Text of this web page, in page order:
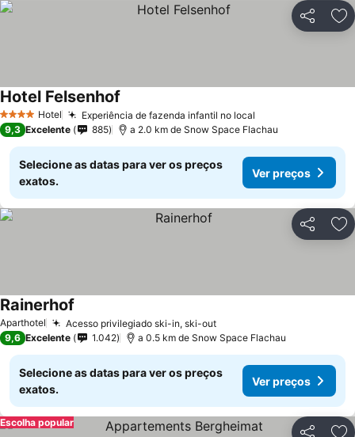
Partilhar
4 EstrelasHotel Experiência de fazenda infantil no local
Hotel Felsenhof
9,3 Excelente 885 a 2.0 km de Snow Space Flachau
Selecione as datas para ver os preços
exatos.
Ver preços
Partilhar
Aparthotel Acesso privilegiado ski-in, ski-out
Rainerhof
9,6 Excelente 1.042 a 0.5 km de Snow Space Flachau
Selecione as datas para ver os preços
exatos.
Ver preços
Escolha popular